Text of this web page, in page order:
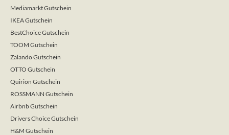
Mediamarkt Gutschein
IKEA Gutschein
BestChoice Gutschein
TOOM Gutschein
Zalando Gutschein
OTTO Gutschein
Quirion Gutschein
ROSSMANN Gutschein
Airbnb Gutschein
Drivers Choice Gutschein
H&M Gutschein